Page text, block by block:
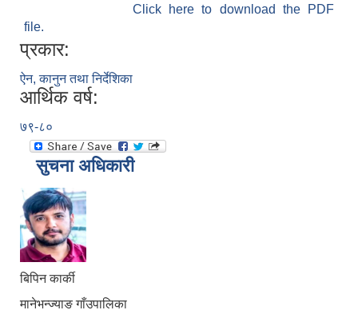
Click here to download the PDF
file.
प्रकार:
ऐन, कानुन तथा निर्देशिका
आर्थिक वर्ष:
७९-८०
सुचना अधिकारी
बिपिन कार्की
मानेभन्ज्याङ गाँउपालिका